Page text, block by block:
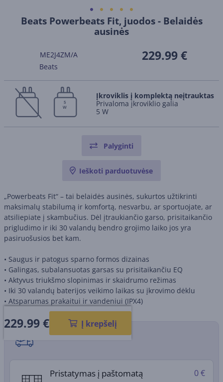
Beats Powerbeats Fit, juodos - Belaidės
ausinės
ME2J4ZM/A
Beats
229.99 €
5
W
Įkroviklis į komplektą neįtrauktas
Privaloma įkroviklio galia
5 W
Palyginti
Ieškoti parduotuvėse
„Powerbeats Fit“ – tai belaidės ausinės, sukurtos užtikrinti
maksimalų stabilumą ir komfortą, nesvarbu, ar sportuojate, ar
atsiliepiate į skambučius. Dėl įtraukiančio garso, prisitaikančio
prigludimo ir iki 30 valandų bendro grojimo laiko jos yra
pasiruošusios bet kam.
• Saugus ir patogus sparno formos dizainas
• Galingas, subalansuotas garsas su prisitaikančiu EQ
• Aktyvus triukšmo slopinimas ir skaidrumo režimas
• Iki 30 valandų baterijos veikimo laikas su įkrovimo dėklu
• Atsparumas prakaitui ir vandeniui (IPX4)
229.99€ Į krepšelį
Pristatymo būdai
Pristatymas į paštomatą 0 €